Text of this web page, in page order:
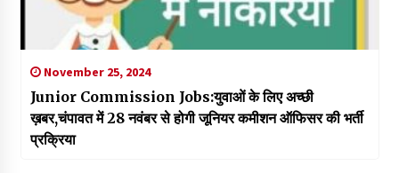
November 25, 2024
Junior Commission Jobs:युवाओं के लिए अच्छी
ख़बर,चंपावत में 28 नवंबर से होगी जूनियर कमीशन ऑफिसर की भर्ती
प्रक्रिया